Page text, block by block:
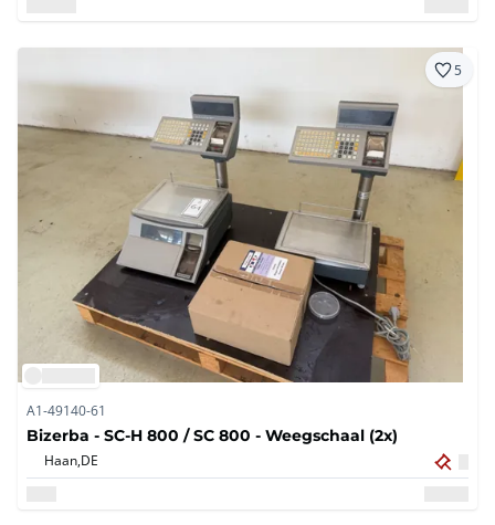
5
A1-49140-61
Bizerba - SC-H 800 / SC 800 - Weegschaal (2x)
Haan,DE